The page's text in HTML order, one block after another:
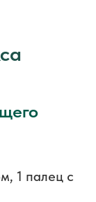
1 палец с